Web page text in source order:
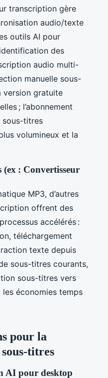
transcription gère
audio/texte
outils AI pour
des
audio multi-
manuelle sous-
version gratuite
; l’abonnement
sous-titres
volumineux et la
(ex : Convertisseur
MP3, d’autres
offrent des
accélérés :
téléchargement
texte depuis
sous-titres courants,
sous-titres vers
économies temps
pour la
titres
AI pour desktop